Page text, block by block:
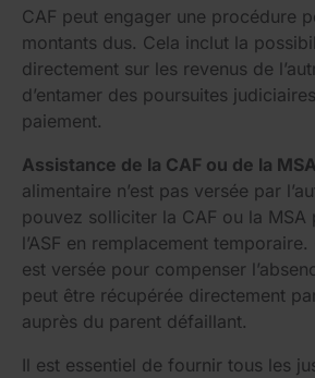
CAF peut engager une procédure
montants dus. Cela inclut la
directement sur les revenus de
d’entamer des poursuites
paiement.
Assistance de la CAF ou de la MSA
alimentaire n’est pas versée par
pouvez solliciter la CAF ou la MSA
l’ASF en remplacement
est versée pour compenser
peut être récupérée directement
auprès du parent défaillant.
Il est essentiel de fournir tous les